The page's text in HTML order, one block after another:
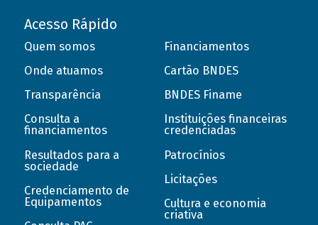
Acesso Rápido
Quem somos
Onde atuamos
Transparência
Consulta a
financiamentos
Resultados para a
sociedade
Credenciamento de
Equipamentos
Financiamentos
Cartão BNDES
BNDES Finame
Instituições financeiras
credenciadas
Patrocínios
Licitações
Cultura e economia
criativa